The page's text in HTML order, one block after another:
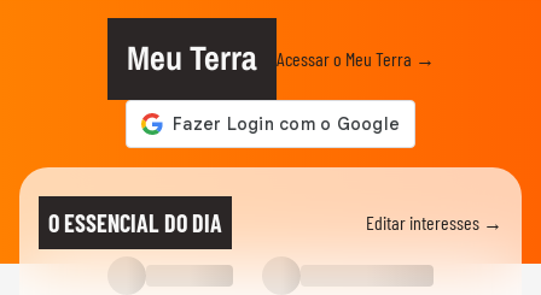
Meu Terra Acessar o Meu Terra →
O ESSENCIAL DO DIA Editar interesses →